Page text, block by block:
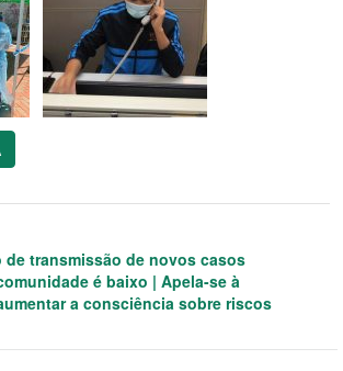
de transmissão de novos casos
é baixo | Apela-se à
a consciência sobre riscos